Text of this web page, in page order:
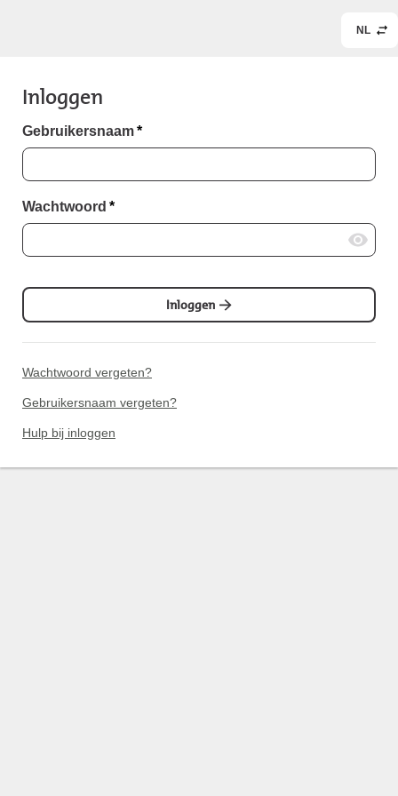
NL
Inloggen
Gebruikersnaam*
Wachtwoord *
Inloggen
Wachtwoord vergeten?
Gebruikersnaam vergeten?
Hulp bij inloggen